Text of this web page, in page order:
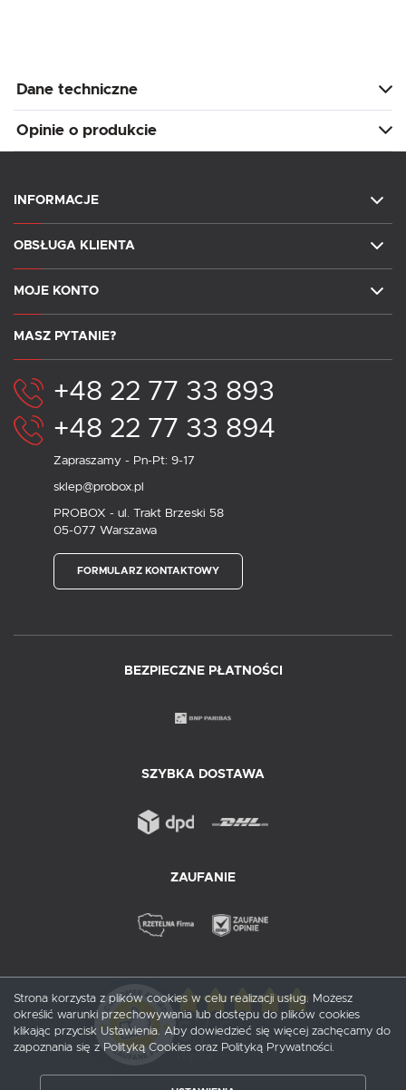
Dane techniczne
Opinie o produkcie
INFORMACJE
OBSŁUGA KLIENTA
MOJE KONTO
MASZ PYTANIE?
+48 22 77 33 893
+48 22 77 33 894
Zapraszamy - Pn-Pt: 9-17
sklep@probox.pl
PROBOX - ul. Trakt Brzeski 58
05-077 Warszawa
FORMULARZ KONTAKTOWY
BEZPIECZNE PŁATNOŚCI
SZYBKA DOSTAWA
ZAUFANIE
5/ 5
Strona korzysta z plików cookies w celu realizacji usług. Możesz
określić warunki przechowywania lub dostępu do plików cookies
klikając przycisk Ustawienia. Aby dowiedzieć się więcej zachęcamy do
zapoznania się z Polityką Cookies oraz Polityką Prywatności.